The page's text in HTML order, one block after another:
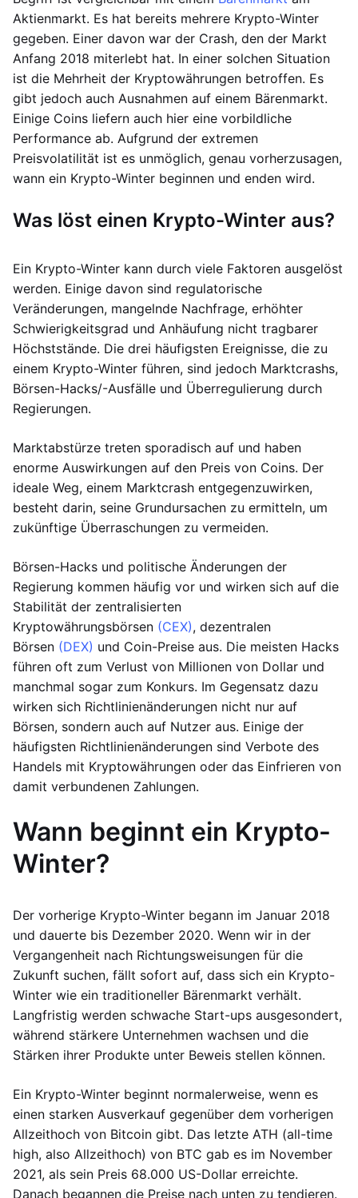
Aktienmarkt. Es hat bereits mehrere Krypto-Winter
gegeben. Einer davon war der Crash, den der Markt
Anfang 2018 miterlebt hat. In einer solchen Situation
ist die Mehrheit der Kryptowährungen betroffen. Es
gibt jedoch auch Ausnahmen auf einem Bärenmarkt.
Einige Coins liefern auch hier eine vorbildliche
Performance ab. Aufgrund der extremen
Preisvolatilität ist es unmöglich, genau vorherzusagen,
wann ein Krypto-Winter beginnen und enden wird.
Was löst einen Krypto-Winter aus?
Ein Krypto-Winter kann durch viele Faktoren ausgelöst
werden. Einige davon sind regulatorische
Veränderungen, mangelnde Nachfrage, erhöhter
Schwierigkeitsgrad und Anhäufung nicht tragbarer
Höchststände. Die drei häufigsten Ereignisse, die zu
einem Krypto-Winter führen, sind jedoch Marktcrashs,
Börsen-Hacks/-Ausfälle und Überregulierung durch
Regierungen.
Marktabstürze treten sporadisch auf und haben
enorme Auswirkungen auf den Preis von Coins. Der
ideale Weg, einem Marktcrash entgegenzuwirken,
besteht darin, seine Grundursachen zu ermitteln, um
zukünftige Überraschungen zu vermeiden.
Börsen-Hacks und politische Änderungen der
Regierung kommen häufig vor und wirken sich auf die
Stabilität der zentralisierten
Kryptowährungsbörsen (CEX), dezentralen
Börsen (DEX) und Coin-Preise aus. Die meisten Hacks
führen oft zum Verlust von Millionen von Dollar und
manchmal sogar zum Konkurs. Im Gegensatz dazu
wirken sich Richtlinienänderungen nicht nur auf
Börsen, sondern auch auf Nutzer aus. Einige der
häufigsten Richtlinienänderungen sind Verbote des
Handels mit Kryptowährungen oder das Einfrieren von
damit verbundenen Zahlungen.
Wann beginnt ein Krypto-
Winter?
Der vorherige Krypto-Winter begann im Januar 2018
und dauerte bis Dezember 2020. Wenn wir in der
Vergangenheit nach Richtungsweisungen für die
Zukunft suchen, fällt sofort auf, dass sich ein Krypto-
Winter wie ein traditioneller Bärenmarkt verhält.
Langfristig werden schwache Start-ups ausgesondert,
während stärkere Unternehmen wachsen und die
Stärken ihrer Produkte unter Beweis stellen können.
Ein Krypto-Winter beginnt normalerweise, wenn es
einen starken Ausverkauf gegenüber dem vorherigen
Allzeithoch von Bitcoin gibt. Das letzte ATH (all-time
high, also Allzeithoch) von BTC gab es im November
2021, als sein Preis 68.000 US-Dollar erreichte.
Danach begannen die Preise nach unten zu tendieren.